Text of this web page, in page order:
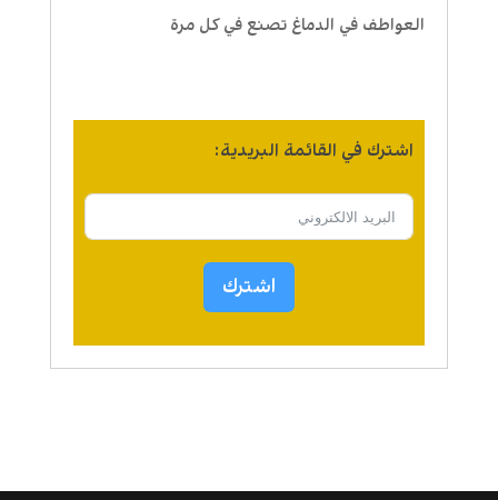
العواطف في الدماغ تصنع في كل مرة
اشترك في القائمة البريدية:
اشترك